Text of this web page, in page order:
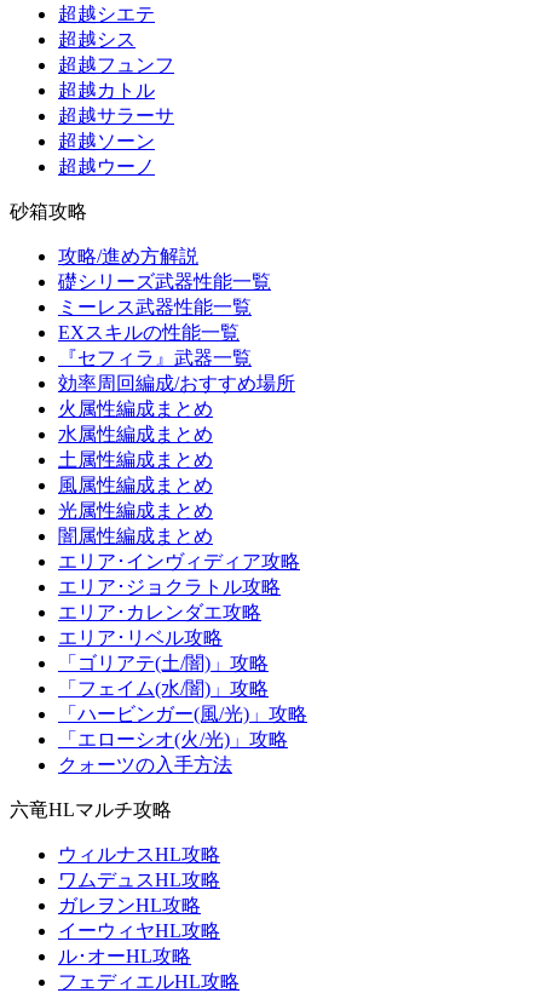
超越シエテ
超越シス
超越フュンフ
超越カトル
超越サラーサ
超越ソーン
超越ウーノ
砂箱攻略
攻略/進め方解説
礎シリーズ武器性能一覧
ミーレス武器性能一覧
EXスキルの性能一覧
『セフィラ』武器一覧
効率周回編成/おすすめ場所
火属性編成まとめ
水属性編成まとめ
土属性編成まとめ
風属性編成まとめ
光属性編成まとめ
闇属性編成まとめ
エリア･インヴィディア攻略
エリア･ジョクラトル攻略
エリア･カレンダエ攻略
エリア･リベル攻略
「ゴリアテ(土/闇)」攻略
「フェイム(水/闇)」攻略
「ハービンガー(風/光)」攻略
「エローシオ(火/光)」攻略
クォーツの入手方法
六竜HLマルチ攻略
ウィルナスHL攻略
ワムデュスHL攻略
ガレヲンHL攻略
イーウィヤHL攻略
ル･オーHL攻略
フェディエルHL攻略